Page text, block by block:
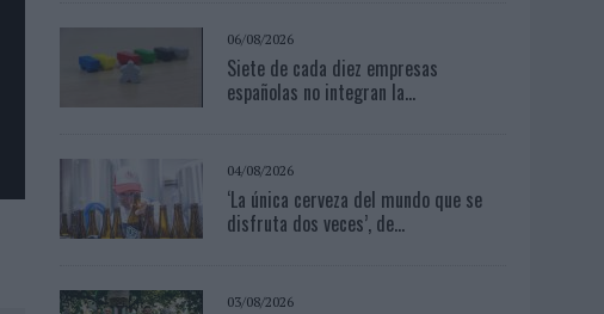
06/08/2026
Siete de cada diez empresas
españolas no integran la...
04/08/2026
‘La única cerveza del mundo que se
disfruta dos veces’, de...
03/08/2026